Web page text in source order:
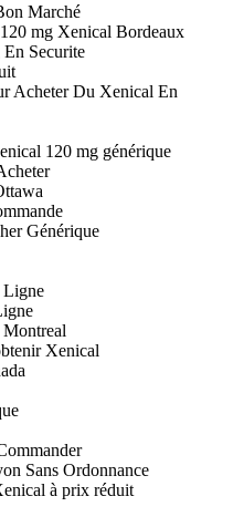
Marché
mg Xenical Bordeaux
Securite
Acheter Du Xenical En
120 mg générique
Générique
Ligne
Xenical
Sans Ordonnance
à prix réduit